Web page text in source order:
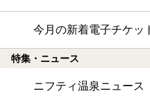
今月の新着電子チケッ
特集・ニュース
ニフティ温泉ニュース